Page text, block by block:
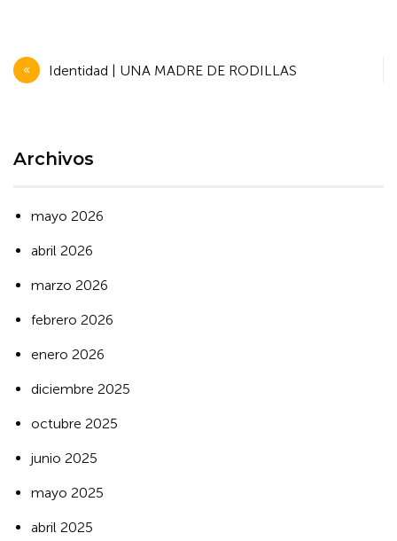
Navegación
de
Identidad | UNA MADRE DE RODILLAS
Archivos
mayo 2026
abril 2026
marzo 2026
febrero 2026
enero 2026
diciembre 2025
octubre 2025
junio 2025
mayo 2025
abril 2025